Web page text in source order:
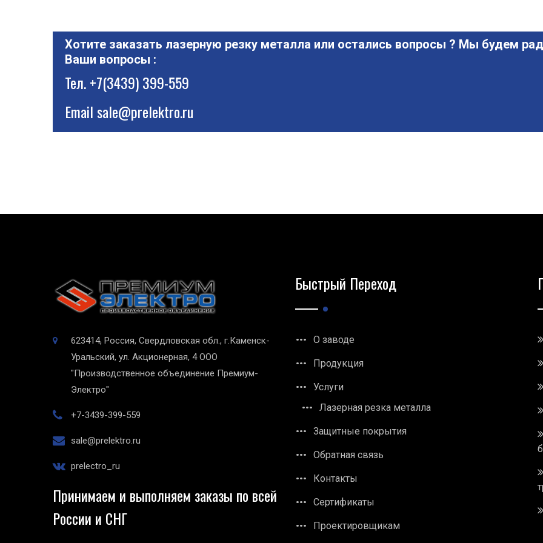
Хотите заказать лазерную резку металла или остались вопросы ? Мы будем
Ваши вопросы :
Тел.+7(3439) 399-559
Emailsale@prelektro.ru
623414, Россия, Свердловская обл., г.Каменск-
Уральский, ул. Акционерная, 4 ООО
"Производственное объединение Премиум-
Электро"
+7-3439-399-559
sale@prelektro.ru
prelectro_ru
Принимаем и выполняем заказы по всей
России и СНГ
Быстрый Переход
О заводе
Продукция
Услуги
Лазерная резка металла
Защитные покрытия
Обратная связь
Контакты
Сертификаты
Проектировщикам